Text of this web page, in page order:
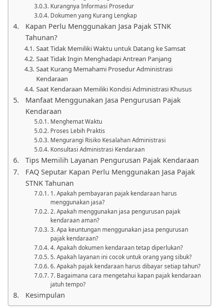
Kurangnya Informasi Prosedur
Dokumen yang Kurang Lengkap
Kapan Perlu Menggunakan Jasa Pajak STNK
Tahunan?
Saat Tidak Memiliki Waktu untuk Datang ke Samsat
Saat Tidak Ingin Menghadapi Antrean Panjang
Saat Kurang Memahami Prosedur Administrasi
Kendaraan
Saat Kendaraan Memiliki Kondisi Administrasi Khusus
Manfaat Menggunakan Jasa Pengurusan Pajak
Kendaraan
Menghemat Waktu
Proses Lebih Praktis
Mengurangi Risiko Kesalahan Administrasi
Konsultasi Administrasi Kendaraan
Tips Memilih Layanan Pengurusan Pajak Kendaraan
FAQ Seputar Kapan Perlu Menggunakan Jasa Pajak
STNK Tahunan
1. Apakah pembayaran pajak kendaraan harus
menggunakan jasa?
2. Apakah menggunakan jasa pengurusan pajak
kendaraan aman?
3. Apa keuntungan menggunakan jasa pengurusan
pajak kendaraan?
4. Apakah dokumen kendaraan tetap diperlukan?
5. Apakah layanan ini cocok untuk orang yang sibuk?
6. Apakah pajak kendaraan harus dibayar setiap tahun?
7. Bagaimana cara mengetahui kapan pajak kendaraan
jatuh tempo?
Kesimpulan